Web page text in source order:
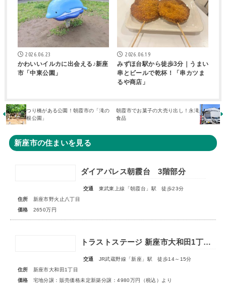
2026.06.23
かわいいイルカに出会える♪新座
市「中東公園」
2026.06.19
みずほ台駅から徒歩3分｜うまい
串とビールで乾杯！「串カツま
るや商店」
つり橋がある公園！朝霞市の「滝の
根公園」
朝霞市でお菓子の大売り出し！永滝
食品
新座市の住まいを見る
ダイアパレス朝霞台 3階部分
交通
東武東上線「朝霞台」駅 徒歩23分
住所
新座市野火止八丁目
価格
2650万円
トラストステージ 新座市大和田1丁目19期 全24区画◆第3期分譲 新築分譲住宅 販売開始◆◆第4期分譲 2次販売 宅地分譲 販売予告◆
交通
JR武蔵野線「新座」駅 徒歩14～15分
住所
新座市大和田1丁目
価格
宅地分譲：販売価格未定新築分譲：4980万円（税込）より